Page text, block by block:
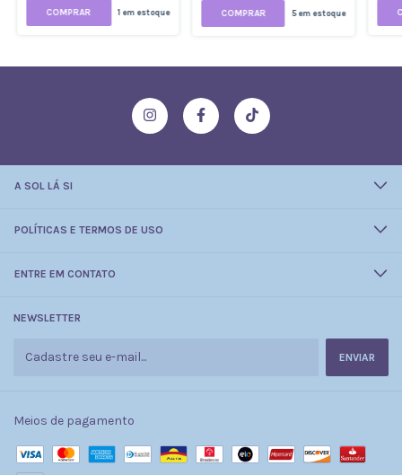
COMPRAR 1 em estoque COMPRAR 5em estoque
A SOL LÁ SI
POLÍTICAS E TERMOS DE USO
ENTRE EM CONTATO
NEWSLETTER
Meios de pagamento